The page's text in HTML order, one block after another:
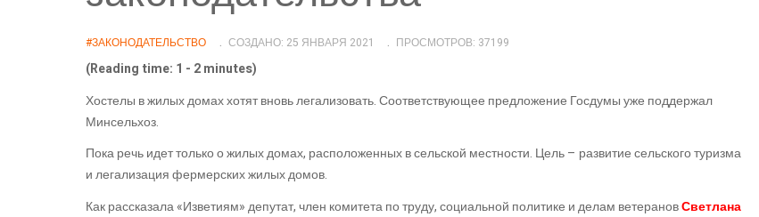
#ЗАКОНОДАТЕЛЬСТВО СОЗДАНО: 25 ЯНВАРЯ 2021 ПРОСМОТРОВ: 37199
(Reading time: 1 - 2 minutes)
Хостелы в жилых домах хотят вновь легализовать. Соответствующее предложение Госдумы уже поддержал
Минсельхоз.
Пока речь идет только о жилых домах, расположенных в сельской местности. Цель – развитие сельского туризма
и легализация фермерских жилых домов.
Как рассказала «Изветиям» депутат, член комитета по труду, социальной политике и делам ветерановСветлана